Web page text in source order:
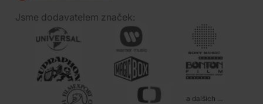
Jsme dodavatelem značek:
a dalších ...